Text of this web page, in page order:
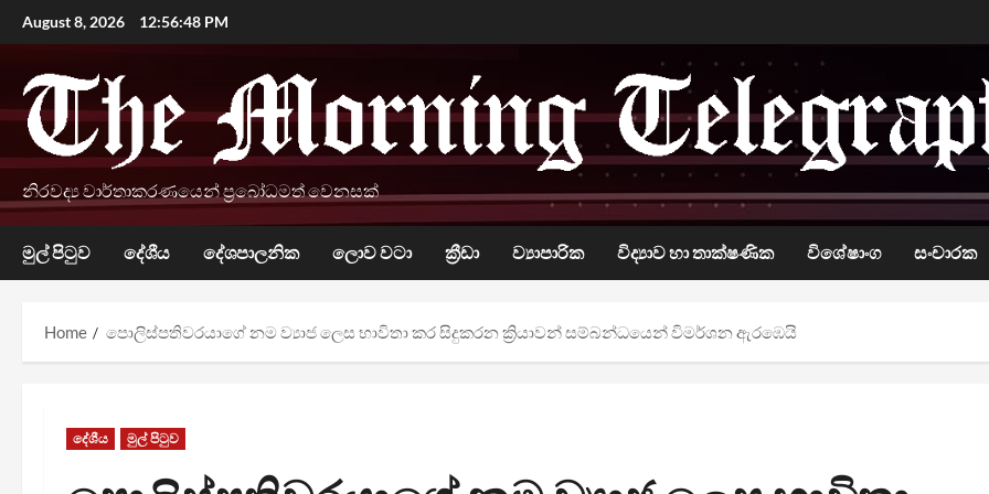
Skip
to
content
August 8, 2026 12:56:50 PM
නිරවද්‍ය වාර්තාකරණයෙන් ප්‍රබෝධමත් වෙනසක්
මුල් පිටුව දේශීය දේශපාලනික ලොව වටා ක්‍රීඩා ව්‍යාපාරික විද්‍යාව හා තාක්ෂණික විශේෂාංග සංචාරක
Home පොලිස්පතිවරයාගේ නම ව්‍යාජ ලෙස භාවිතා කර සිදුකරන ක්‍රියාවන් සම්බන්ධයෙන් විමර්ශන ඇරඹෙයි
දේශීය මුල් පිටුව